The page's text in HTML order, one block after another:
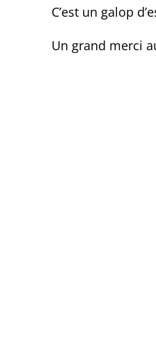
C’est un galop
Un grand merci